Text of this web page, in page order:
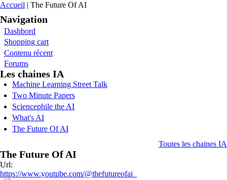
Vous êtes ici
Accueil | The Future Of AI
Navigation
Dashbord
Shopping cart
Contenu récent
Forums
Les chaines IA
Machine Learning Street Talk
Two Minute Papers
Sciencephile the AI
What's AI
The Future Of AI
Toutes les chaines IA
The Future Of AI
Url:
https://www.youtube.com/@thefutureofai_